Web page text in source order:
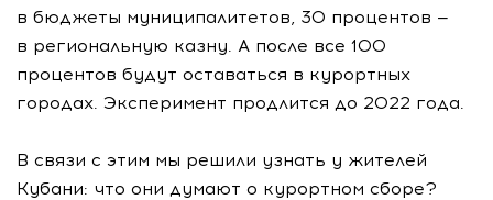
в бюджеты муниципалитетов, 30 процентов —
в региональную казну. А после все 100
процентов будут оставаться в курортных
городах. Эксперимент продлится до 2022 года.
В связи с этим мы решили узнать у жителей
Кубани: что они думают о курортном сборе?